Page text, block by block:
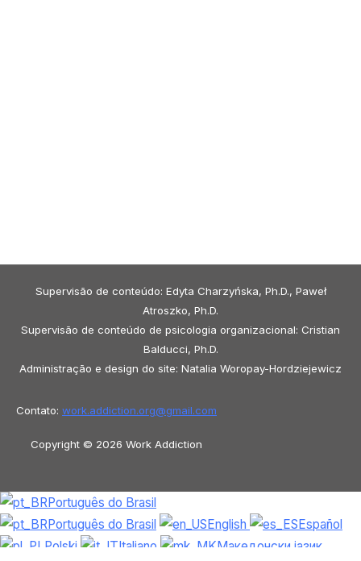
Supervisão de conteúdo: Edyta Charzyńska, Ph.D., Paweł
Atroszko, Ph.D.
Supervisão de conteúdo de psicologia organizacional: Cristian
Balducci, Ph.D.
Administração e design do site: Natalia Woropay-Hordziejewicz
Contato: work.addiction.org@gmail.com
Copyright © 2026 Work Addiction
Português do Brasil
Português do Brasil
English
Español
Polski
Italiano
Македонски јазик